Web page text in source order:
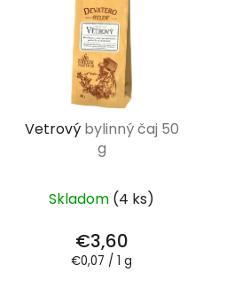
Vetrový bylinný čaj 50
g
Skladom (4 ks)
€3,60
Jednotková
€0,07 / 1 g